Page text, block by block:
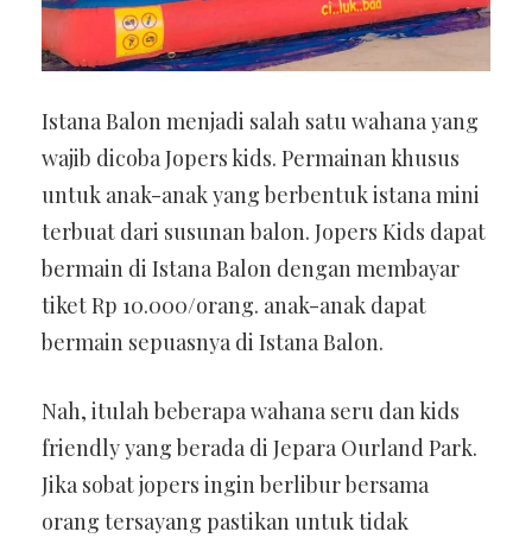
Istana Balon menjadi salah satu wahana yang
wajib dicoba Jopers kids. Permainan khusus
untuk anak-anak yang berbentuk istana mini
terbuat dari susunan balon. Jopers Kids dapat
bermain di Istana Balon dengan membayar
tiket Rp 10.000/orang. anak-anak dapat
bermain sepuasnya di Istana Balon.
Nah, itulah beberapa wahana seru dan kids
friendly yang berada di Jepara Ourland Park.
Jika sobat jopers ingin berlibur bersama
orang tersayang pastikan untuk tidak